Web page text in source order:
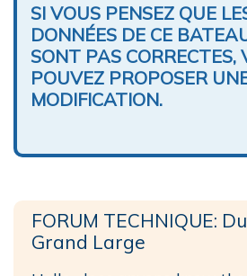
SI VOUS PENSEZ QUE
DONNÉES DE CE
SONT PAS CORRECTES,
POUVEZ PROPOSER
MODIFICATION.
FORUM TECHNIQUE:
Grand Large